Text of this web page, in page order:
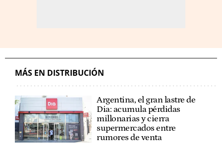
MÁS EN DISTRIBUCIÓN
Argentina, el gran lastre de
Dia: acumula pérdidas
millonarias y cierra
supermercados entre
rumores de venta